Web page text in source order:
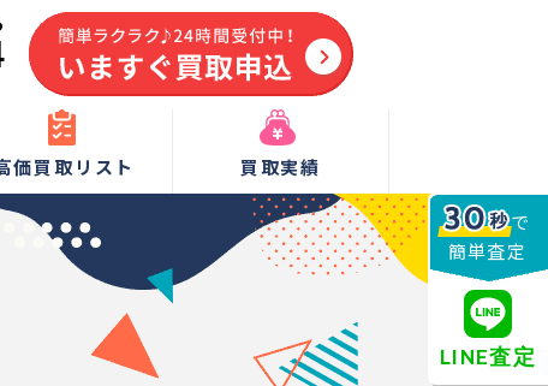
価買取リスト 買取実績
で
簡単査定
LINE査定